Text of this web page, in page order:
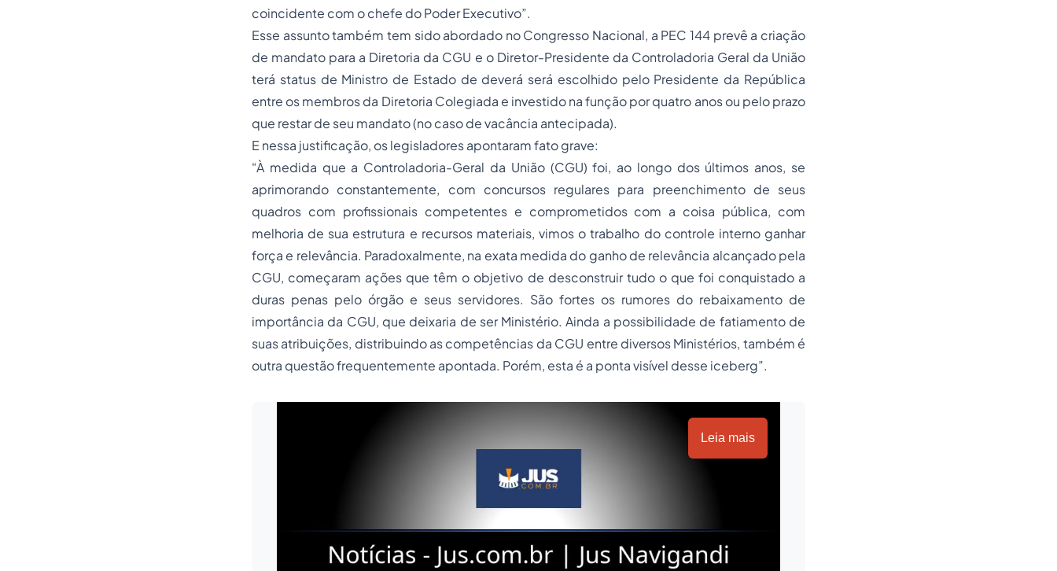
coincidente com o chefe do Poder Executivo”.
Esse assunto também tem sido abordado no Congresso Nacional, a PEC 144 prevê a criação
de mandato para a Diretoria da CGU e o Diretor-Presidente da Controladoria Geral da União
terá status de Ministro de Estado de deverá será escolhido pelo Presidente da República
entre os membros da Diretoria Colegiada e investido na função por quatro anos ou pelo prazo
que restar de seu mandato (no caso de vacância antecipada).
E nessa justificação, os legisladores apontaram fato grave:
“À medida que a Controladoria-Geral da União (CGU) foi, ao longo dos últimos anos, se
aprimorando constantemente, com concursos regulares para preenchimento de seus
quadros com profissionais competentes e comprometidos com a coisa pública, com
melhoria de sua estrutura e recursos materiais, vimos o trabalho do controle interno ganhar
força e relevância. Paradoxalmente, na exata medida do ganho de relevância alcançado pela
CGU, começaram ações que têm o objetivo de desconstruir tudo o que foi conquistado a
duras penas pelo órgão e seus servidores. São fortes os rumores do rebaixamento de
importância da CGU, que deixaria de ser Ministério. Ainda a possibilidade de fatiamento de
suas atribuições, distribuindo as competências da CGU entre diversos Ministérios, também é
outra questão frequentemente apontada. Porém, esta é a ponta visível desse iceberg”.
Leia mais